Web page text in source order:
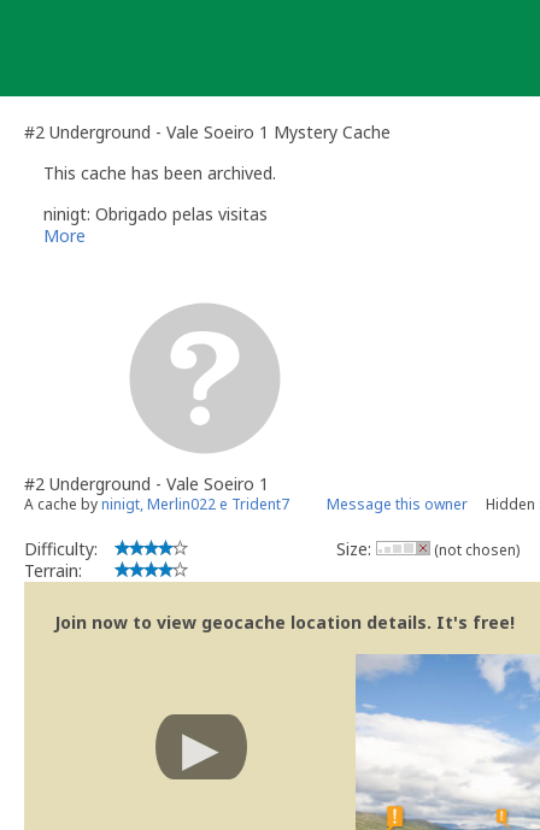
#2 Underground - Vale Soeiro 1 Mystery Cache
This cache has been archived.
ninigt: Obrigado pelas visitas
More
#2 Underground - Vale Soeiro 1
A cache byninigt, Merlin022 e Trident7 Message this owner Hidden
Difficulty:
Terrain:
Size: (not chosen)
Join now to view geocache location details. It's free!